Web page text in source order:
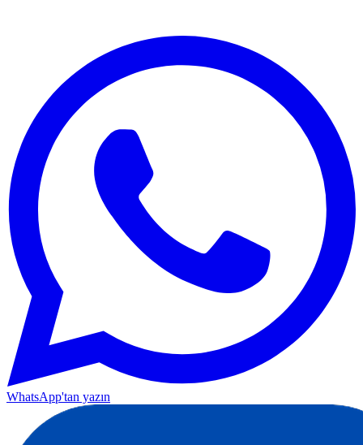
WhatsApp'tan yazın